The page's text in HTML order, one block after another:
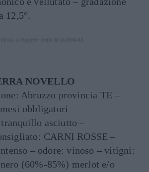
12,5°.
NOVELLO
Abruzzo provincia TE –
obbligatori –
asciutto –
CARNI ROSSE –
– odore: vinoso – vitigni:
(60%-85%) merlot e/o